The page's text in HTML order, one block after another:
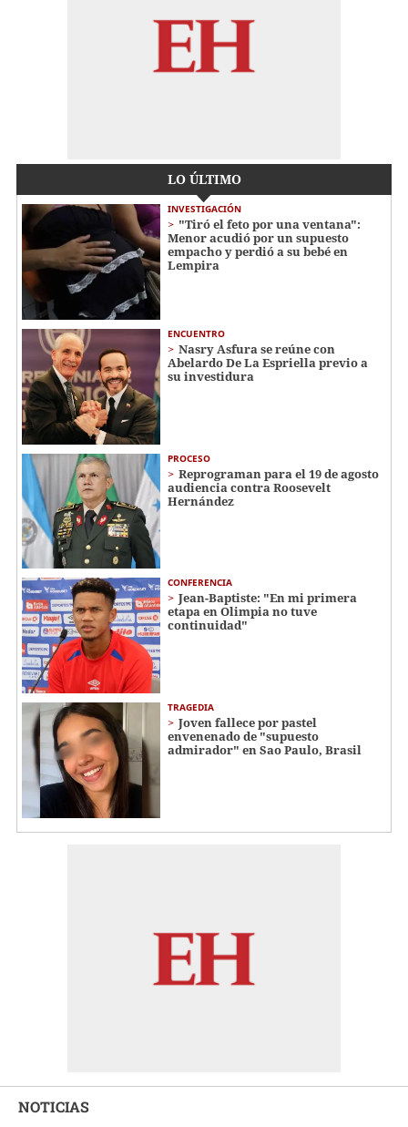
LO ÚLTIMO
INVESTIGACIÓN
"Tiró el feto por una ventana":
Menor acudió por un supuesto
empacho y perdió a su bebé en
Lempira
ENCUENTRO
Nasry Asfura se reúne con
Abelardo De La Espriella previo a
su investidura
PROCESO
Reprograman para el 19 de agosto
audiencia contra Roosevelt
Hernández
CONFERENCIA
Jean-Baptiste: "En mi primera
etapa en Olimpia no tuve
continuidad"
TRAGEDIA
Joven fallece por pastel
envenenado de "supuesto
admirador" en Sao Paulo, Brasil
NOTICIAS